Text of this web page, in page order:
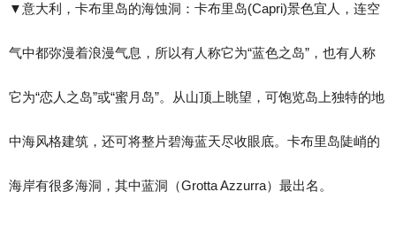
▼​意大利，卡布里岛的海蚀洞：卡布里岛(Capri)景色宜人，连空
气中都弥漫着浪漫气息，所以有人称它为“蓝色之岛”，也有人称
它为“恋人之岛”或“蜜月岛”。从山顶上眺望，可饱览岛上独特的地
中海风格建筑，还可将整片碧海蓝天尽收眼底。卡布里岛陡峭的
海岸有很多海洞，其中蓝洞（Grotta Azzurra）最出名。